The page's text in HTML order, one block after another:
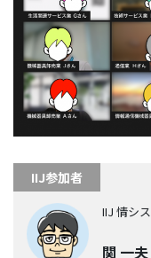
IIJ参加者
IIJ 情シス
関 一夫